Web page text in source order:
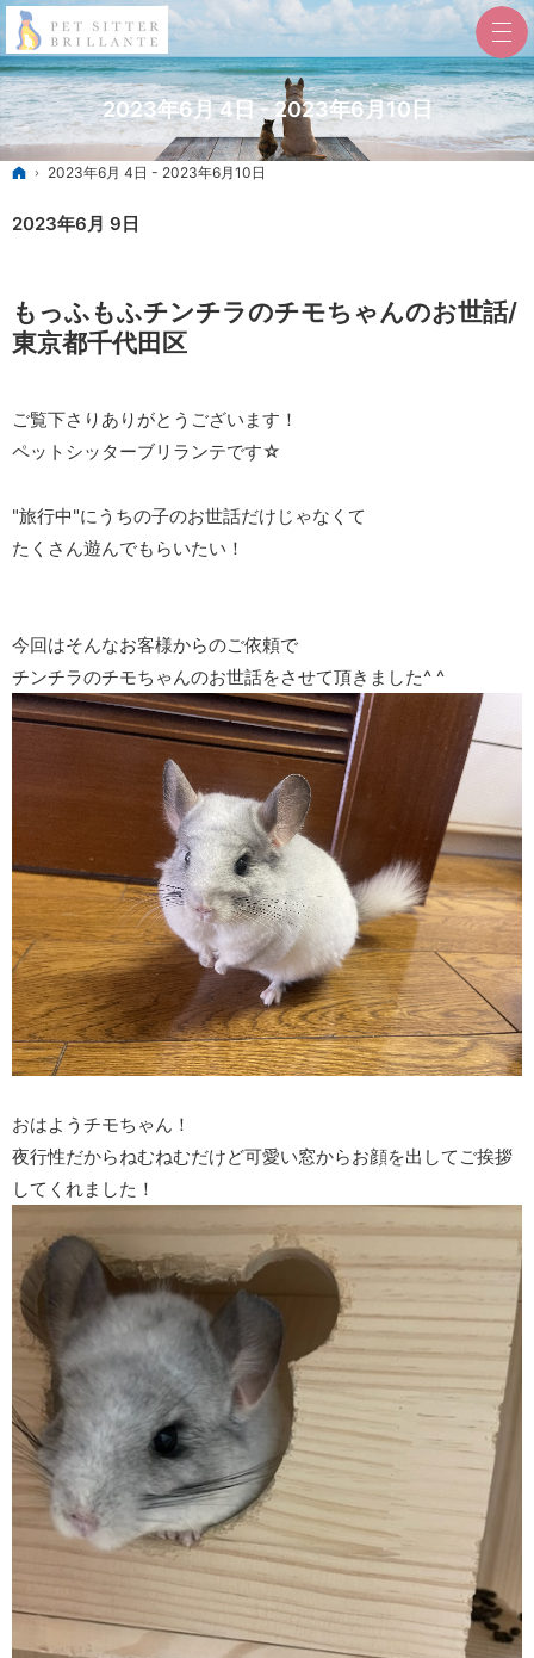
2023年6月 4日 - 2023年6月10日
ホーム
2023年6月 4日 - 2023年6月10日
2023年6月 9日
もっふもふチンチラのチモちゃんのお世話/
東京都千代田区
ご覧下さりありがとうございます！
ペットシッターブリランテです☆
"旅行中"にうちの子のお世話だけじゃなくて
たくさん遊んでもらいたい！
今回はそんなお客様からのご依頼で
チンチラのチモちゃんのお世話をさせて頂きました^ ^
おはようチモちゃん！
夜行性だからねむねむだけど可愛い窓からお顔を出してご挨拶
してくれました！